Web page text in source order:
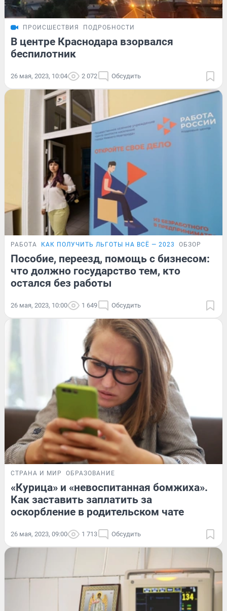
ПРОИСШЕСТВИЯ ПОДРОБНОСТИ
В центре Краснодара взорвался
беспилотник
26 мая, 2023, 10:04 2 072 Обсудить
РАБОТА КАК ПОЛУЧИТЬ ЛЬГОТЫ НА ВСЁ — 2023 ОБЗОР
Пособие, переезд, помощь с бизнесом:
что должно государство тем, кто
остался без работы
26 мая, 2023, 10:00 1 649 Обсудить
СТРАНА И МИР ОБРАЗОВАНИЕ
«Курица» и «невоспитанная бомжиха».
Как заставить заплатить за
оскорбление в родительском чате
26 мая, 2023, 09:00 1 713 Обсудить